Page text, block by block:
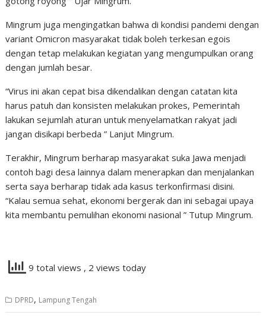
Mingrum juga mengingatkan bahwa di kondisi pandemi dengan
variant Omicron masyarakat tidak boleh terkesan egois
dengan tetap melakukan kegiatan yang mengumpulkan orang
dengan jumlah besar.
“Virus ini akan cepat bisa dikendalikan dengan catatan kita
harus patuh dan konsisten melakukan prokes, Pemerintah
lakukan sejumlah aturan untuk menyelamatkan rakyat jadi
jangan disikapi berbeda ” Lanjut Mingrum.
Terakhir, Mingrum berharap masyarakat suka Jawa menjadi
contoh bagi desa lainnya dalam menerapkan dan menjalankan
serta saya berharap tidak ada kasus terkonfirmasi disini.
“Kalau semua sehat, ekonomi bergerak dan ini sebagai upaya
kita membantu pemulihan ekonomi nasional ” Tutup Mingrum.
9 total views , 2 views today
DPRD, Lampung Tengah